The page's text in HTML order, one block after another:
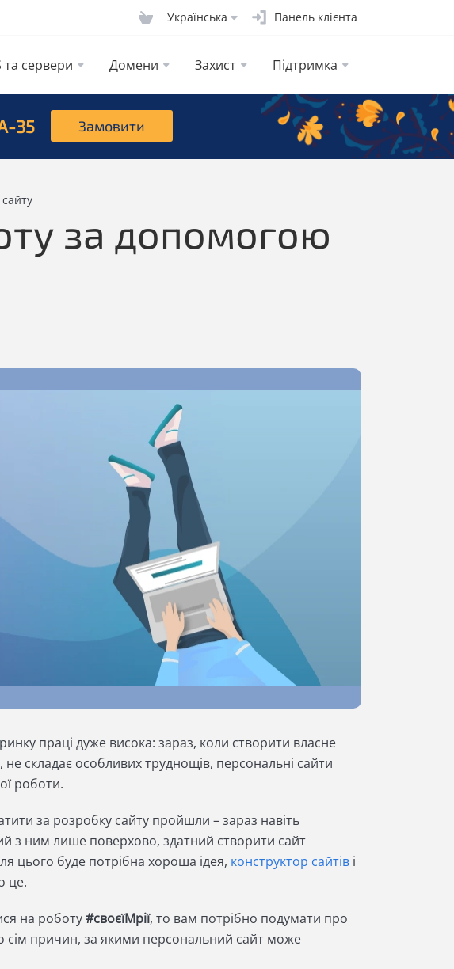
Українська Панель клієнта
та сервери Домени Захист Підтримка
35 Замовити
за допомогою
праці дуже висока: зараз, коли створити власне
складає особливих труднощів, персональні сайти
роботи.
за розробку сайту пройшли – зараз навіть
з ним лише поверхово, здатний створити сайт
цього буде потрібна хороша ідея, конструктор сайтів і
це.
на роботу#своєїМрії, то вам потрібно подумати про
сім причин, за якими персональний сайт може